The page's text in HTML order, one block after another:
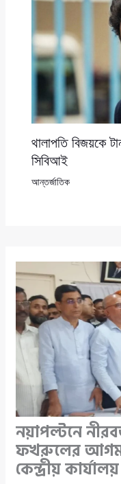
থালাপতি বিজয়কে
সিবিআই
আন্তর্জাতিক
নয়াপল্টনে
ফখরুলের
কেন্দ্রীয় কার্যালয়